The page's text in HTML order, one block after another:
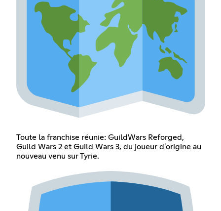
Toute la franchise réunie: GuildWars Reforged,
Guild Wars 2 et Guild Wars 3, du joueur d'origine au
nouveau venu sur Tyrie.